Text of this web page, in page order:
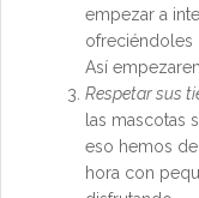
empezar a
ofreciéndoles
Así
Respetar sus
las mascotas
eso hemos
hora con